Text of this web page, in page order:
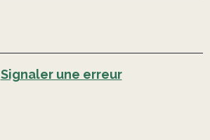
Signaler une erreur